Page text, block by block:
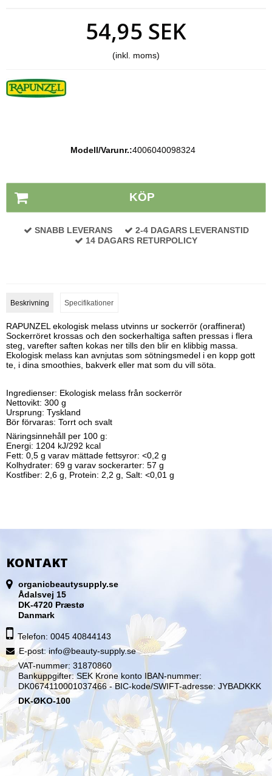
54,95 SEK
(inkl. moms)
Modell/Varunr.:4006040098324
KÖP
SNABB LEVERANS
2-4 DAGARS LEVERANSTID
14 DAGARS RETURPOLICY
Beskrivning Specifikationer
RAPUNZEL ekologisk melass utvinns ur sockerrör (oraffinerat)
Sockerröret krossas och den sockerhaltiga saften pressas i flera
steg, varefter saften kokas ner tills den blir en klibbig massa.
Ekologisk melass kan avnjutas som sötningsmedel i en kopp gott
te, i dina smoothies, bakverk eller mat som du vill söta.
Ingredienser: Ekologisk melass från sockerrör
Nettovikt: 300 g
Ursprung: Tyskland
Bör förvaras: Torrt och svalt
Näringsinnehåll per 100 g:
Energi: 1204 kJ/292 kcal
Fett: 0,5 g varav mättade fettsyror: <0,2 g
Kolhydrater: 69 g varav sockerarter: 57 g
Kostfiber: 2,6 g, Protein: 2,2 g, Salt: <0,01 g
KONTAKT
organicbeautysupply.se
Ådalsvej 15
DK-4720 Præstø
Danmark
Telefon: 0045 40844143
E-post: info@beauty-supply.se
VAT-nummer: 31870860
Bankuppgifter: SEK Krone konto IBAN-nummer:
DK0674110001037466 - BIC-kode/SWIFT-adresse: JYBADKKK
DK-ØKO-100